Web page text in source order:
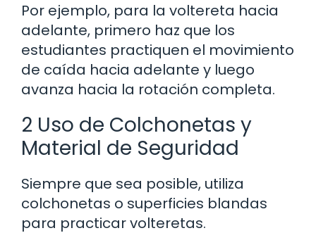
Por ejemplo, para la voltereta hacia
adelante, primero haz que los
estudiantes practiquen el movimiento
de caída hacia adelante y luego
avanza hacia la rotación completa.
2 Uso de Colchonetas y
Material de Seguridad
Siempre que sea posible, utiliza
colchonetas o superficies blandas
para practicar volteretas.